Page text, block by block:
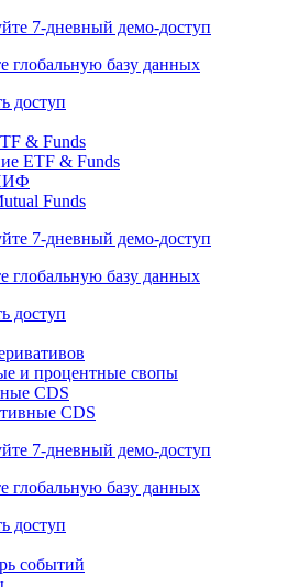
7-дневный демо-доступ
глобальную базу данных
доступ
& Funds
ETF & Funds
Funds
7-дневный демо-доступ
глобальную базу данных
доступ
и процентные свопы
CDS
CDS
7-дневный демо-доступ
глобальную базу данных
доступ
событий